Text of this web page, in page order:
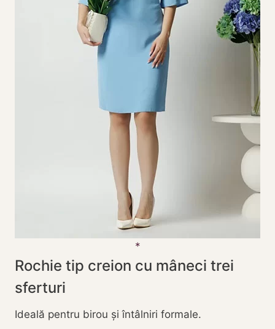
Rochie tip creion cu mâneci trei
sferturi
Ideală pentru birou și întâlniri formale.